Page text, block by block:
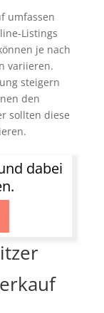
umfassen
Listings
je nach
variieren.
steigern
den
sollten diese
dabei